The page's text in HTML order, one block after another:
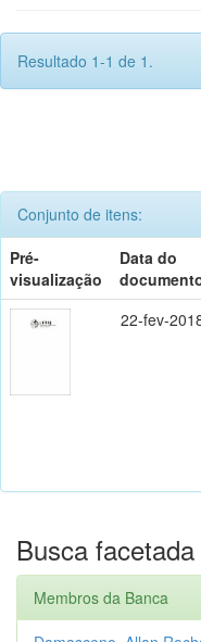
Resultado 1-1 de 1.
Conjunto de itens:
Pré-
visualização
Data do
22-fev-
Busca facetada
Membros da Banca